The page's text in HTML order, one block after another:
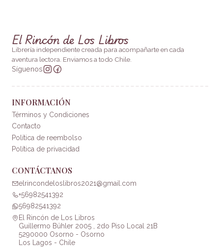
El Rincón de Los Libros
Librería independiente creada para acompañarte en cada
aventura lectora. Enviamos a todo Chile.
Síguenos
INFORMACIÓN
Términos y Condiciones
Contacto
Política de reembolso
Política de privacidad
CONTÁCTANOS
elrincondeloslibros2021@gmail.com
+56982541392
56982541392
El Rincón de Los Libros
Guillermo Bühler 2005 , 2do Piso Local 21B
5290000 Osorno - Osorno
Los Lagos - Chile